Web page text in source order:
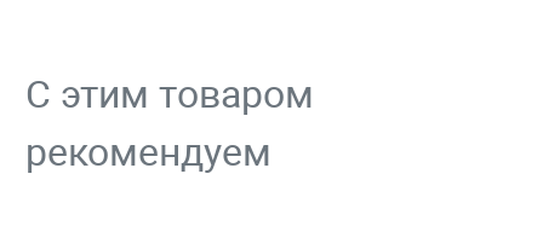
С этим товаром
рекомендуем